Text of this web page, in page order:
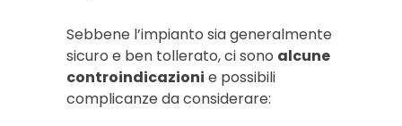
Sebbene l’impianto sia generalmente
sicuro e ben tollerato, ci sono alcune
controindicazioni e possibili
complicanze da considerare: